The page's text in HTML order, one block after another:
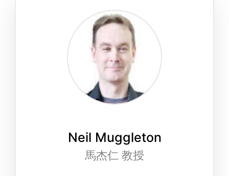
Neil Muggleton
馬杰仁 教授